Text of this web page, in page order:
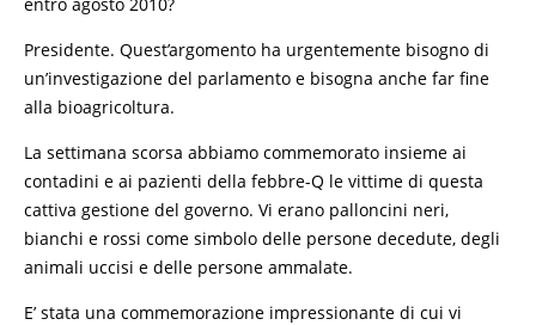
Presidente. Quest’argomento ha urgentemente bisogno di
un’investigazione del parlamento e bisogna anche far fine
alla bioagricoltura.
La settimana scorsa abbiamo commemorato insieme ai
contadini e ai pazienti della febbre-Q le vittime di questa
cattiva gestione del governo. Vi erano palloncini neri,
bianchi e rossi come simbolo delle persone decedute, degli
animali uccisi e delle persone ammalate.
E’ stata una commemorazione impressionante di cui vi